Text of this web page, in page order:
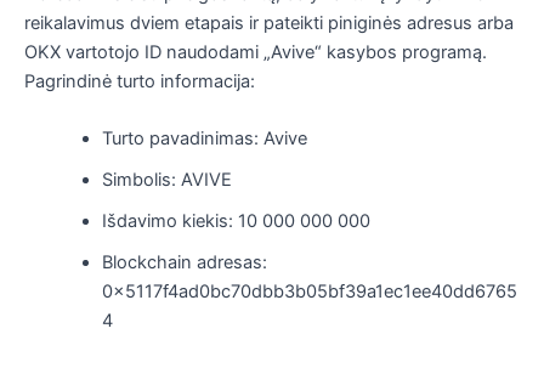
reikalavimus dviem etapais ir pateikti piniginės adresus arba
OKX vartotojo ID naudodami „Avive“ kasybos programą.
Pagrindinė turto informacija:
Turto pavadinimas: Avive
Simbolis: AVIVE
Išdavimo kiekis: 10 000 000 000
Blockchain adresas:
0x5117f4ad0bc70dbb3b05bf39a1ec1ee40dd6765
4